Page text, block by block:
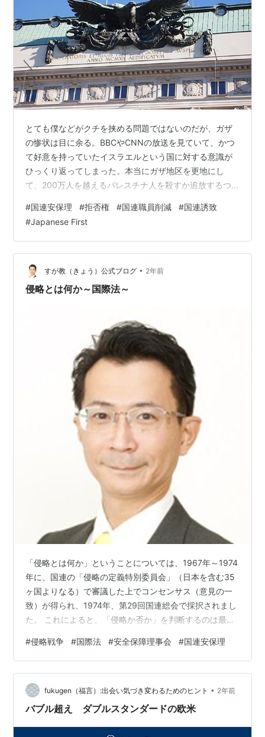
とても僕などがクチを挟める問題ではないのだが、ガザ
の惨状は目に余る。BBCやCNNの放送を見ていて、かつ
て好意を持っていたイスラエルという国に対する意識が
ひっくり返ってしまった。本当にガザ地区を更地にし
て、200万人を越えるパレスチナ人を殺すか追放するつ
れたが、常任理事国米国の拒否権で潰えた（*1）。それ
で思い出したのだが、トランプ「赤ちゃん」は、国連へ
の資金拠出を凍結もしくは削減している。「US First」の
ゆえだ。その結果、予算が廻らず国連職員の19％が職を
失うことになった。 国連、職員19％削減を発表 2680
人、予算は15％減（共同…
#国連安保理 #拒否権 #国連職員削減 #国連誘致
#Japanese First
すが教（きょう）公式ブログ • 2年前
侵略とは何か～国際法～
「侵略とは何か」ということについては、1967年～1974
年に、国連の「侵略の定義特別委員会」（日本を含む35
ヶ国よりなる）で審議した上でコンセンサス（意見の一
致）が得られ、1974年、第29回国連総会で採択されまし
た。 これによると、「侵略か否か」を判断するのは最終
断基準から自動的に結論が導き出されるわけではない、
となっています。 その上で一般的定義として、 ・他国の
主権に対し、または ・領土保全に対し、あるいは ・政治
的独立に対して、 国際連合の目的と両立しない方法によ
って武力の行使すること が侵略であるとされています。
#侵略戦争 #国際法 #安全保障理事会 #国連安保理
fukugen（福言）:出会い気づき変わるためのヒント • 2年前
バブル超え ダブルスタンダードの欧米